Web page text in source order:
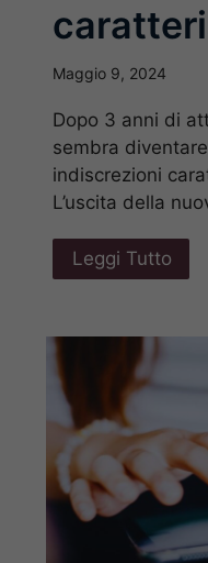
Maggio 9, 2024
Dopo 3 anni di
sembra
indiscrezioni
L’uscita della
Leggi Tutto